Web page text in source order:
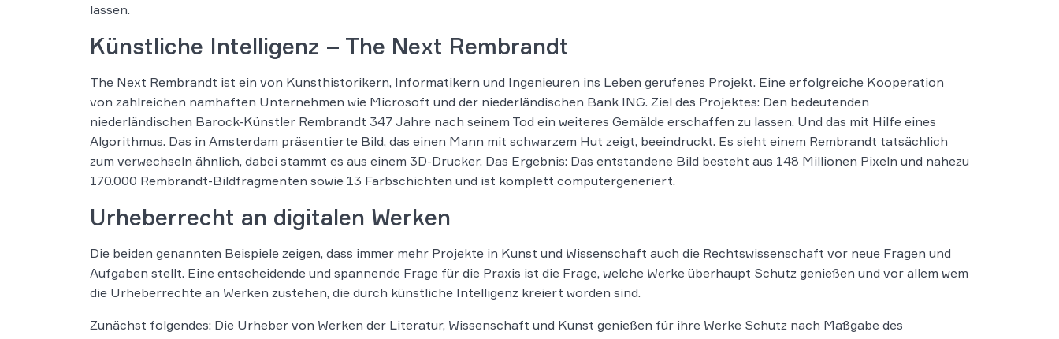
lassen.
Künstliche Intelligenz – The Next Rembrandt
The Next Rembrandt ist ein von Kunsthistorikern, Informatikern und Ingenieuren ins Leben gerufenes Projekt. Eine erfolgreiche Kooperation
von zahlreichen namhaften Unternehmen wie Microsoft und der niederländischen Bank ING. Ziel des Projektes: Den bedeutenden
niederländischen Barock-Künstler Rembrandt 347 Jahre nach seinem Tod ein weiteres Gemälde erschaffen zu lassen. Und das mit Hilfe eines
Algorithmus. Das in Amsterdam präsentierte Bild, das einen Mann mit schwarzem Hut zeigt, beeindruckt. Es sieht einem Rembrandt tatsächlich
zum verwechseln ähnlich, dabei stammt es aus einem 3D-Drucker. Das Ergebnis: Das entstandene Bild besteht aus 148 Millionen Pixeln und nahezu
170.000 Rembrandt-Bildfragmenten sowie 13 Farbschichten und ist komplett computergeneriert.
Urheberrecht an digitalen Werken
Die beiden genannten Beispiele zeigen, dass immer mehr Projekte in Kunst und Wissenschaft auch die Rechtswissenschaft vor neue Fragen und
Aufgaben stellt. Eine entscheidende und spannende Frage für die Praxis ist die Frage, welche Werke überhaupt Schutz genießen und vor allem wem
die Urheberrechte an Werken zustehen, die durch künstliche Intelligenz kreiert worden sind.
Zunächst folgendes: Die Urheber von Werken der Literatur, Wissenschaft und Kunst genießen für ihre Werke Schutz nach Maßgabe des